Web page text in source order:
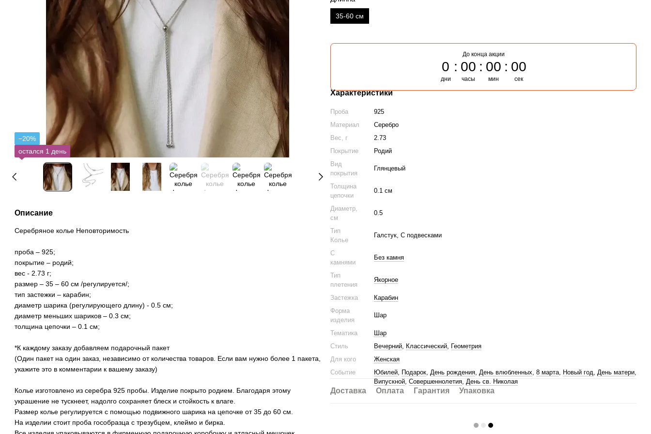
−20%
остался 1 день
Описание
Серебряное колье Неповторимость
проба – 925;
покрытие – родий;
вес - 2.73 г;
размер – 35 – 60 см /регулируется/;
тип застежки – карабин;
диаметр шарика (регулирующего длину) - 0.5 см;
диаметр меньших шариков – 0.3 см;
толщина цепочки – 0.1 см;
*К каждому заказу добавляем подарочный пакет
(Один пакет на один заказ, независимо от количества товаров. Если вам нужно более 1 пакета,
укажите это в комментарии к вашему заказу)
Колье изготовлено из серебра 925 пробы. Изделие покрыто родием. Благодаря этому
украшение не тускнеет, надолго сохраняет блеск и стойкость к влаге.
Размер колье регулируется с помощью подвижного шарика на цепочке от 35 до 60 см.
На изделии стоит проба гособразца с трезубцем, клеймо и бирка.
35-60 см
До конца акции
0
дни
00
часы
00
мин
00
сек
Характеристики
Проба
925
Материал
Серебро
Вес, г
2.73
Покрытие
Родий
Вид
покрытия
Глянцевый
Толщина
цепочки
0.1 см
Диаметр,
см
0.5
Тип
Колье
Галстук, С подвесками
С
камнями
Без камня
Тип
плетения
Якорное
Застежка
Карабин
Форма
изделия
Шар
Тематика
Шар
Стиль
Вечерний, Классический, Геометрия
Для кого
Женская
Событие
Юбилей, Подарок, День рождения, День влюбленных, 8 марта, Новый год, День матери,
Випускной, Совершеннолетия, День св. Николая
Доставка Оплата Гарантия Упаковка